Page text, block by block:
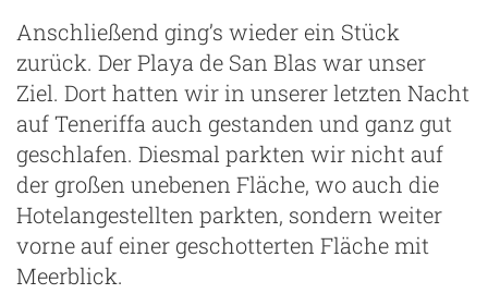
Anschließend ging’s wieder ein Stück
zurück. Der Playa de San Blas war unser
Ziel. Dort hatten wir in unserer letzten Nacht
auf Teneriffa auch gestanden und ganz gut
geschlafen. Diesmal parkten wir nicht auf
der großen unebenen Fläche, wo auch die
Hotelangestellten parkten, sondern weiter
vorne auf einer geschotterten Fläche mit
Meerblick.